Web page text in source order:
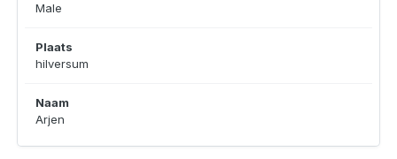
Male
Plaats
hilversum
Naam
Arjen